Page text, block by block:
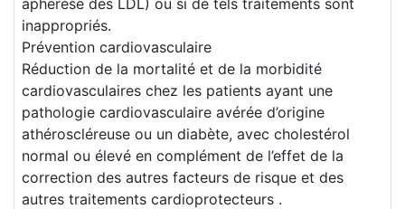
inappropriés.
Prévention cardiovasculaire
Réduction de la mortalité et de la morbidité
cardiovasculaires chez les patients ayant une
pathologie cardiovasculaire avérée d’origine
athéroscléreuse ou un diabète, avec cholestérol
normal ou élevé en complément de l’effet de la
correction des autres facteurs de risque et des
autres traitements cardioprotecteurs .